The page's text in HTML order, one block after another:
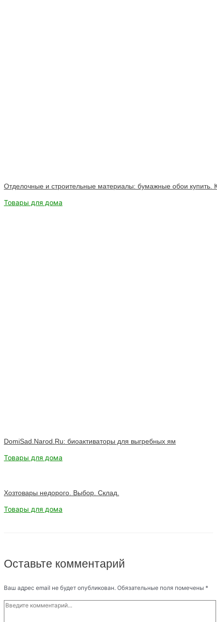
Отделочные и строительные материалы: бумажные обои купить.
Товары для дома
DomiSad.Narod.Ru: биоактиваторы для выгребных ям
Товары для дома
Хозтовары недорого. Выбор. Склад.
Товары для дома
Оставьте комментарий
Ваш адрес email не будет опубликован. Обязательные поля помечены *
Введите
комментарий...